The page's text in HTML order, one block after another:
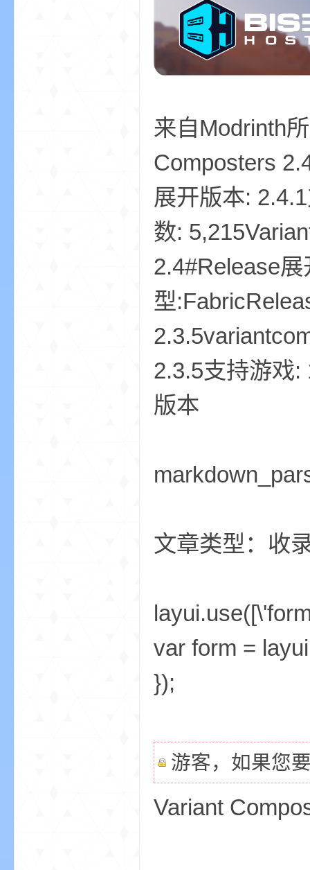
来自Modrinth
Composters
展开版本:
数:
2.4#Release
型
2.3.5支持游戏:
版本
文章类型：收
var form =
});
游客，如果您
Variant